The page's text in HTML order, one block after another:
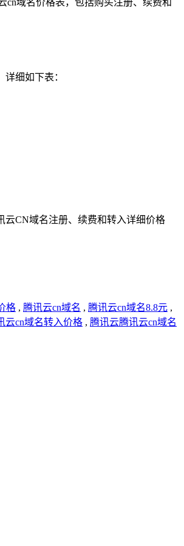
细如下表：
云CN域名注册、续费和转入详细价格
格 , 腾讯云cn域名 , 腾讯云cn域名8.8元 ,
云cn域名转入价格 , 腾讯云腾讯云cn域名